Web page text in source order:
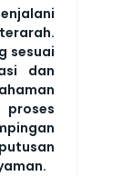
sesuai
dan